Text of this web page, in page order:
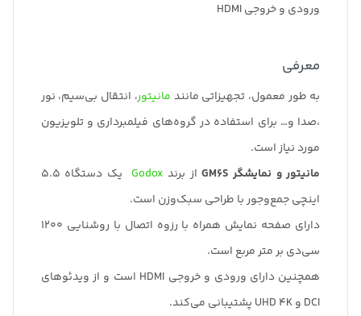
ورودی و خروجی HDMI
معرفی
به طور معمول، تجهیزاتی مانند مانیتور، انتقال بی‌سیم، نور
،صدا و… برای استفاده در گروه‌های فیلمبرداری و تلویزیون
مورد نیاز است.
مانیتور و نمایشگر GM6S
از برند Godox
یک دستگاه 5.5
اینچی جمع‌وجور با طراحی سبک‌وزن است.
دارای صفحه نمایش همراه با رزوه اتصال با روشنایی 1200
سی‌دی بر متر مربع است.
همچنین دارای ورودی و خروجی HDMI است و از ویدئوهای
DCI و UHD 4K پشتیبانی می‌کند.